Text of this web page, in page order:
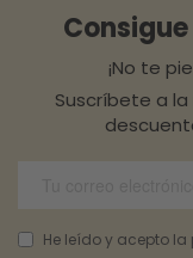
¡No te
Suscríbete a la
He leído y acepto